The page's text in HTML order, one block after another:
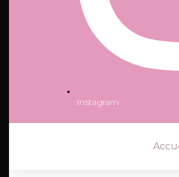
Instagram